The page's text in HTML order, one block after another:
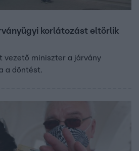
korlátozást eltörlik
vezető miniszter a járvány
a döntést.